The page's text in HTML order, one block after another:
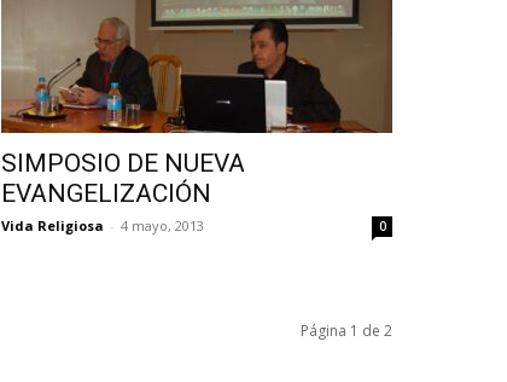
SIMPOSIO DE NUEVA
EVANGELIZACIÓN
Vida Religiosa - 4 mayo, 2013 0
Página 1 de 2